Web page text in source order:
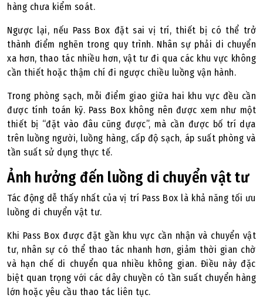
hàng chưa kiểm soát.
Ngược lại, nếu Pass Box đặt sai vị trí, thiết bị có thể trở
thành điểm nghẽn trong quy trình. Nhân sự phải di chuyển
xa hơn, thao tác nhiều hơn, vật tư đi qua các khu vực không
cần thiết hoặc thậm chí đi ngược chiều luồng vận hành.
Trong phòng sạch, mỗi điểm giao giữa hai khu vực đều cần
được tính toán kỹ. Pass Box không nên được xem như một
thiết bị “đặt vào đâu cũng được”, mà cần được bố trí dựa
trên luồng người, luồng hàng, cấp độ sạch, áp suất phòng và
tần suất sử dụng thực tế.
Ảnh hưởng đến luồng di chuyển vật tư
Tác động dễ thấy nhất của vị trí Pass Box là khả năng tối ưu
luồng di chuyển vật tư.
Khi Pass Box được đặt gần khu vực cần nhận và chuyển vật
tư, nhân sự có thể thao tác nhanh hơn, giảm thời gian chờ
và hạn chế di chuyển qua nhiều không gian. Điều này đặc
biệt quan trọng với các dây chuyền có tần suất chuyển hàng
lớn hoặc yêu cầu thao tác liên tục.